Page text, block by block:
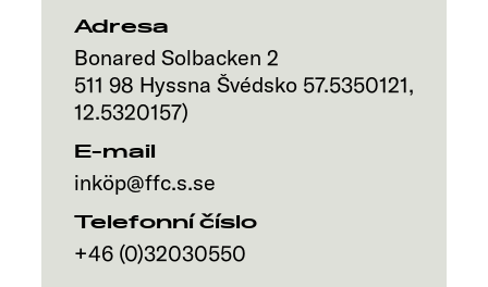
Adresa
Bonared Solbacken 2
511 98 Hyssna Švédsko 57.5350121,
12.5320157)
E-mail
inköp@ffc.s.se
Telefonní číslo
+46 (0)32030550